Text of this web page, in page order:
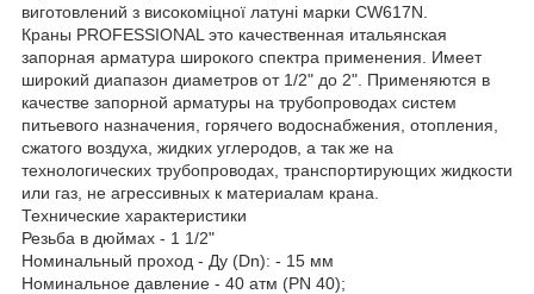
виготовлений з високоміцної латуні марки CW617N.
Краны PROFESSIONAL это качественная итальянская
запорная арматура широкого спектра применения. Имеет
широкий диапазон диаметров от 1/2" до 2". Применяются в
качестве запорной арматуры на трубопроводах систем
питьевого назначения, горячего водоснабжения, отопления,
сжатого воздуха, жидких углеродов, а так же на
технологических трубопроводах, транспортирующих жидкости
или газ, не агрессивных к материалам крана.
Технические характеристики
Резьба в дюймах - 1 1/2"
Номинальный проход - Ду (Dn): - 15 мм
Номинальное давление - 40 атм (PN 40);